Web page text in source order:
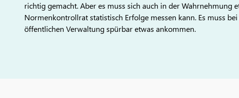
richtig gemacht. Aber es muss sich auch in der Wahrnehmung
Normenkontrollrat statistisch Erfolge messen kann. Es muss
öffentlichen Verwaltung spürbar etwas ankommen.